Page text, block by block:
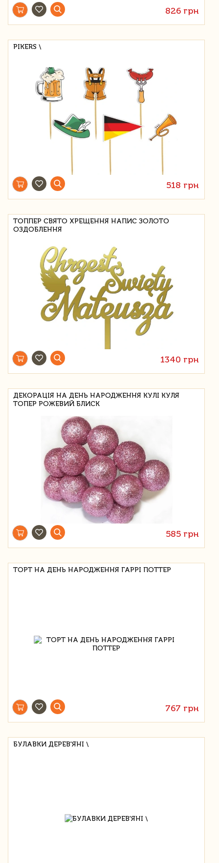
826 грн
PIKERS \
518 грн
ТОППЕР СВЯТО ХРЕЩЕННЯ НАПИС ЗОЛОТО
ОЗДОБЛЕННЯ
1340 грн
ДЕКОРАЦІЯ НА ДЕНЬ НАРОДЖЕННЯ КУЛІ КУЛЯ
ТОПЕР РОЖЕВИЙ БЛИСК
585 грн
ТОРТ НА ДЕНЬ НАРОДЖЕННЯ ГАРРІ ПОТТЕР
767 грн
БУЛАВКИ ДЕРЕВ'ЯНІ \